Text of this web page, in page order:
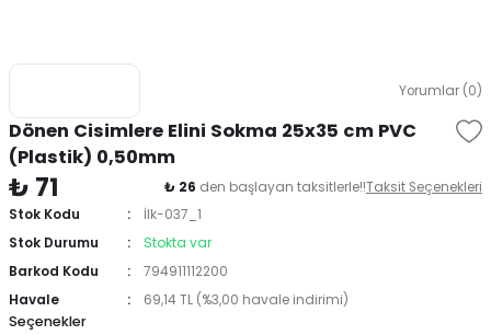
Yorumlar (0)
Dönen Cisimlere Elini Sokma 25x35 cm PVC
(Plastik) 0,50mm
₺ 71 ₺ 26 den başlayan taksitlerle!!Taksit Seçenekleri
Stok Kodu
İlk-037_1
Stok Durumu
Stokta var
Barkod Kodu
794911112200
Havale
69,14 TL (%3,00 havale indirimi)
Seçenekler